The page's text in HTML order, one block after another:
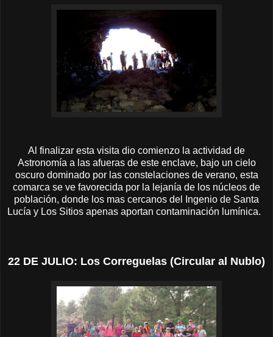
Al finalizar esta visita dio comienzo la actividad de
Astronomía a las afueras de este enclave, bajo un cielo
oscuro dominado por las constelaciones de verano, esta
comarca se ve favorecida por la lejanía de los núcleos de
población, donde los mas cercanos del Ingenio de Santa
Lucía y Los Sitios apenas aportan contaminación lumínica.
22 DE JULIO: Los Correguelas (Circular al Nublo)